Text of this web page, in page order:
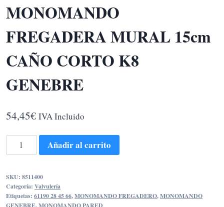
MONOMANDO
FREGADERA MURAL 15cm
CAÑO CORTO K8
GENEBRE
54,45€ IVA Incluido
MONOMANDO
FREGADERA
15cm
CAÑO
Añadir al carrito
SKU: 8511400
Categoría: Valvulería
Etiquetas: 61190 28 45 66,MONOMANDO FREGADERO,MONOMANDO
GENEBRE,MONOMANDO PARED